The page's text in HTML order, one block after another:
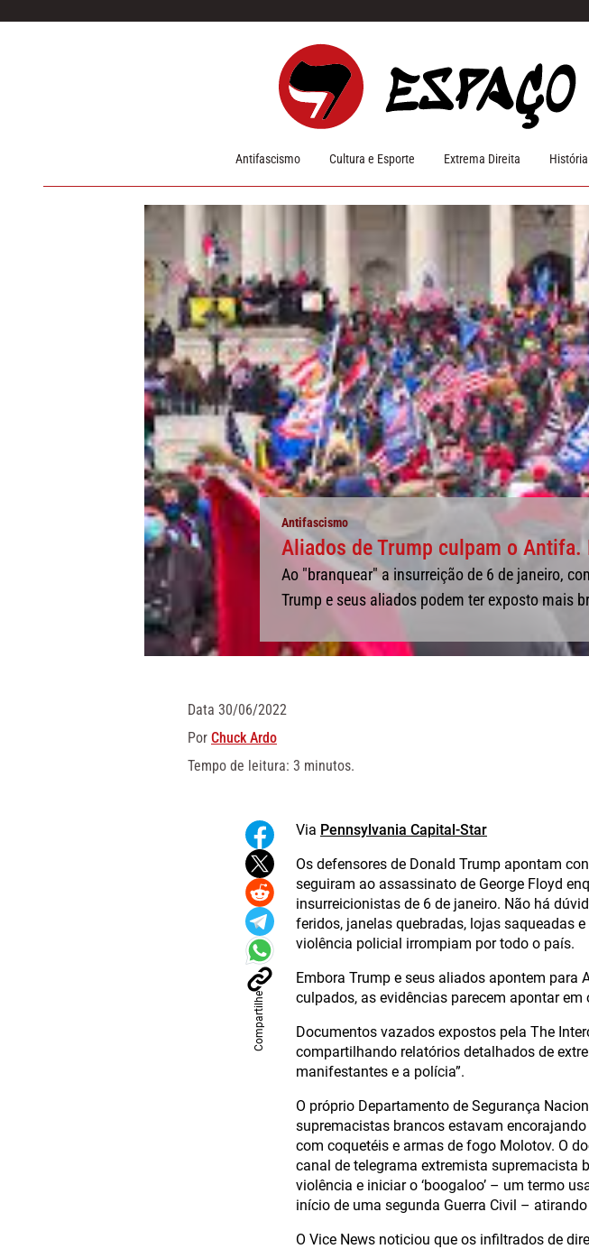
Antifascismo Cultura e Esporte Extrema Direita História
Antifascismo
Aliados de Trump culpam o
Ao "branquear" a insurreição de 6 de janeiro,
Trump e seus aliados podem ter exposto mais
Data 30/06/2022
Por Chuck Ardo
Tempo de leitura: 3 minutos.
Compartilhe
Via Pennsylvania Capital-Star
Os defensores de Donald Trump apontam
seguiram ao assassinato de George Floyd
insurreicionistas de 6 de janeiro. Não há
feridos, janelas quebradas, lojas saqueadas
violência policial irrompiam por todo o país.
Embora Trump e seus aliados apontem
culpados, as evidências parecem apontar em
Documentos vazados expostos pela The
compartilhando relatórios detalhados de
manifestantes e a polícia”.
O próprio Departamento de Segurança
supremacistas brancos estavam
com coquetéis e armas de fogo Molotov. O
canal de telegrama extremista supremacista
violência e iniciar o ‘boogaloo’ – um termo
início de uma segunda Guerra Civil –
O Vice News noticiou que os infiltrados de